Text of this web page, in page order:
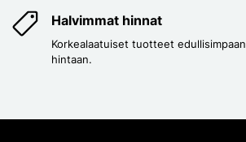
Halvimmat hinnat
Korkealaatuiset tuotteet edullisimpaan
hintaan.